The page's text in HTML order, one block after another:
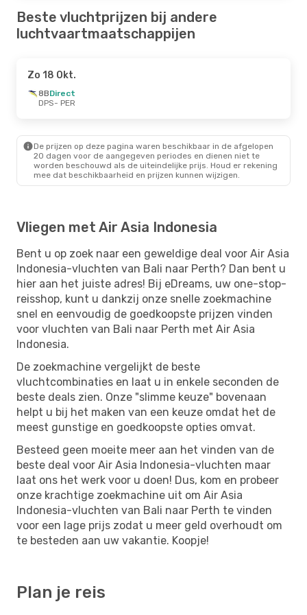
Beste vluchtprijzen bij andere
luchtvaartmaatschappijen
Zo 18 Okt.
8BDirect
DPS- PER
De prijzen op deze pagina waren beschikbaar in de afgelopen
20 dagen voor de aangegeven periodes en dienen niet te
worden beschouwd als de uiteindelijke prijs. Houd er rekening
mee dat beschikbaarheid en prijzen kunnen wijzigen.
Vliegen met Air Asia Indonesia
Bent u op zoek naar een geweldige deal voor Air Asia
Indonesia-vluchten van Bali naar Perth? Dan bent u
hier aan het juiste adres! Bij eDreams, uw one-stop-
reisshop, kunt u dankzij onze snelle zoekmachine
snel en eenvoudig de goedkoopste prijzen vinden
voor vluchten van Bali naar Perth met Air Asia
Indonesia.
De zoekmachine vergelijkt de beste
vluchtcombinaties en laat u in enkele seconden de
beste deals zien. Onze "slimme keuze" bovenaan
helpt u bij het maken van een keuze omdat het de
meest gunstige en goedkoopste opties omvat.
Besteed geen moeite meer aan het vinden van de
beste deal voor Air Asia Indonesia-vluchten maar
laat ons het werk voor u doen! Dus, kom en probeer
onze krachtige zoekmachine uit om Air Asia
Indonesia-vluchten van Bali naar Perth te vinden
voor een lage prijs zodat u meer geld overhoudt om
te besteden aan uw vakantie. Koopje!
Plan je reis